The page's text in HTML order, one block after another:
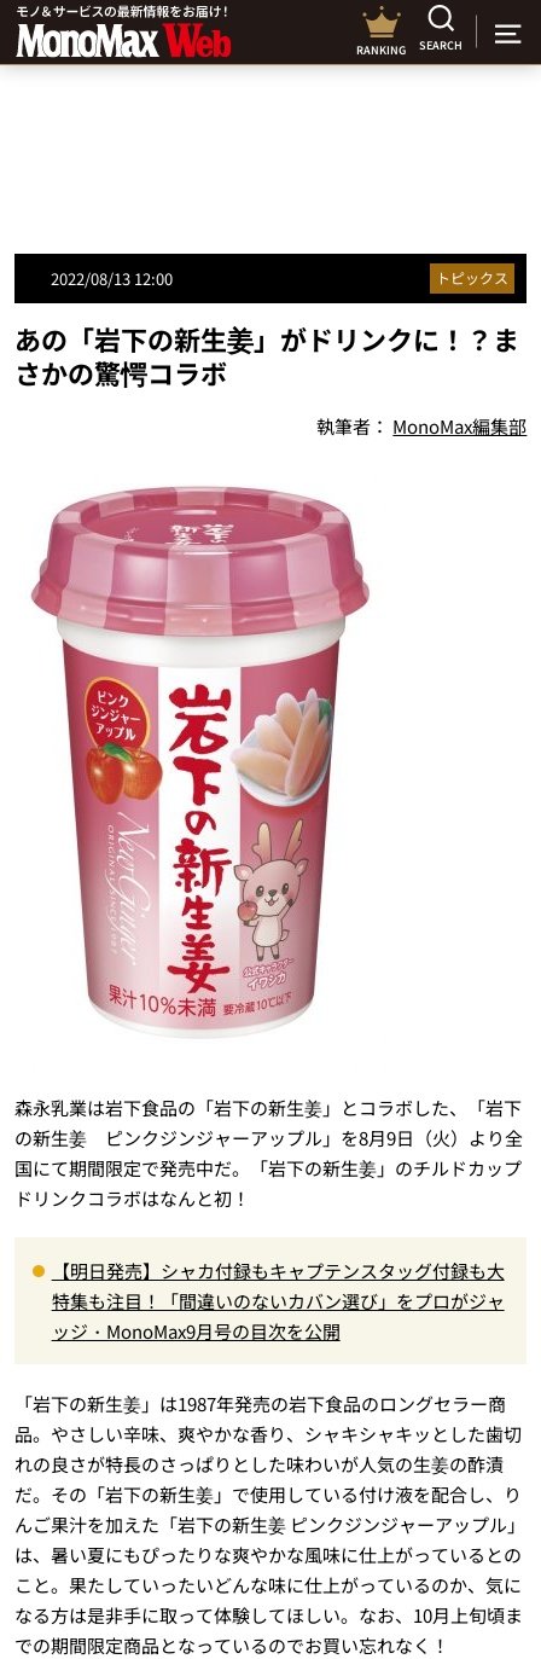
RANKING SEARCH
2022/08/13 12:00 トピックス
あの「岩下の新生姜」がドリンクに！？ま
さかの驚愕コラボ
執筆者： MonoMax編集部
森永乳業は岩下食品の「岩下の新生姜」とコラボした、「岩下
の新生姜 ピンクジンジャーアップル」を8月9日（火）より全
国にて期間限定で発売中だ。「岩下の新生姜」のチルドカップ
ドリンクコラボはなんと初！
【明日発売】シャカ付録もキャプテンスタッグ付録も大
特集も注目！「間違いのないカバン選び」をプロがジャ
ッジ・MonoMax9月号の目次を公開
「岩下の新生姜」は1987年発売の岩下食品のロングセラー商
品。やさしい辛味、爽やかな香り、シャキシャキッとした歯切
れの良さが特長のさっぱりとした味わいが人気の生姜の酢漬
だ。その「岩下の新生姜」で使用している付け液を配合し、り
んご果汁を加えた「岩下の新生姜 ピンクジンジャーアップル」
は、暑い夏にもぴったりな爽やかな風味に仕上がっているとの
こと。果たしていったいどんな味に仕上がっているのか、気に
なる方は是非手に取って体験してほしい。なお、10月上旬頃ま
での期間限定商品となっているのでお買い忘れなく！